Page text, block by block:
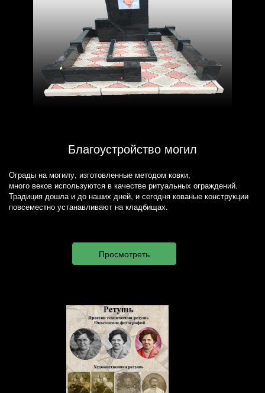
Благоустройство могил
Ограды на могилу, изготовленные методом ковки,
много веков используются в качестве ритуальных ограждений.
Традиция дошла и до наших дней, и сегодня кованые конструкции
повсеместно устанавливают на кладбищах.